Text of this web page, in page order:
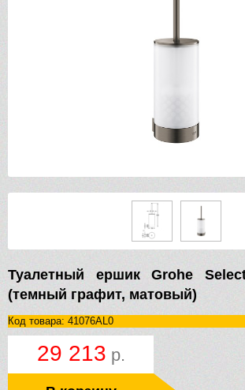
Туалетный ершик Grohe
(темный графит, матовый)
Код товара: 41076AL0
29 213 р.